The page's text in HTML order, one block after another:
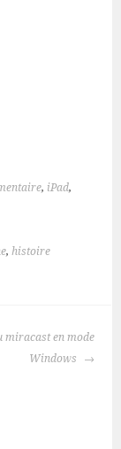
, iPad,
,histoire
miracast en mode
Windows